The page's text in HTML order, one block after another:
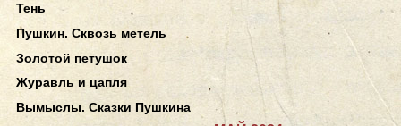
Тень
Пушкин. Сквозь метель
Золотой петушок
Журавль и цапля
Вымыслы. Сказки Пушкина